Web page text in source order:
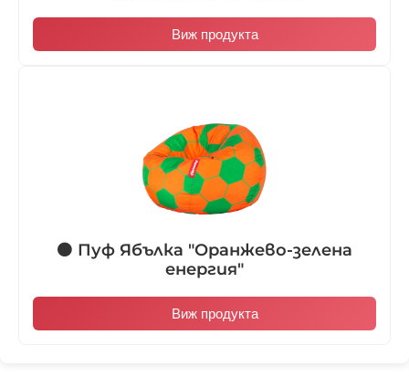
Виж продукта
🟠 Пуф Ябълка "Оранжево-зелена
енергия"
Виж продукта